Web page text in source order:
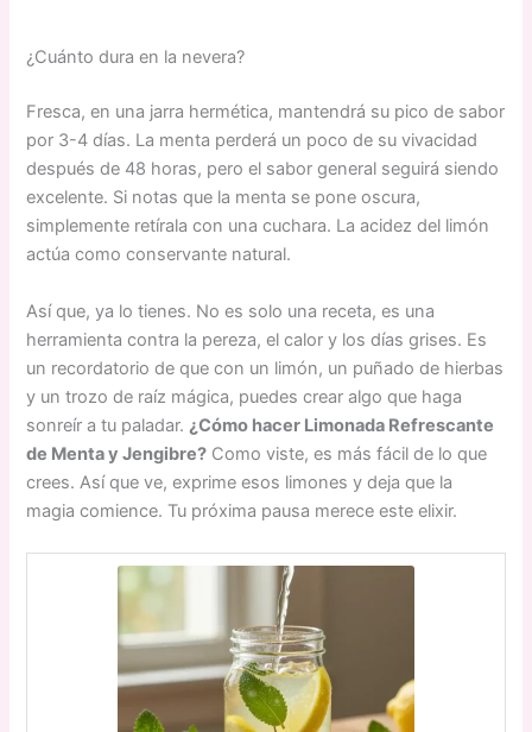
¿Cuánto dura en la nevera?
Fresca, en una jarra hermética, mantendrá su pico de sabor
por 3-4 días. La menta perderá un poco de su vivacidad
después de 48 horas, pero el sabor general seguirá siendo
excelente. Si notas que la menta se pone oscura,
simplemente retírala con una cuchara. La acidez del limón
actúa como conservante natural.
Así que, ya lo tienes. No es solo una receta, es una
herramienta contra la pereza, el calor y los días grises. Es
un recordatorio de que con un limón, un puñado de hierbas
y un trozo de raíz mágica, puedes crear algo que haga
sonreír a tu paladar. ¿Cómo hacer Limonada Refrescante
de Menta y Jengibre? Como viste, es más fácil de lo que
crees. Así que ve, exprime esos limones y deja que la
magia comience. Tu próxima pausa merece este elixir.